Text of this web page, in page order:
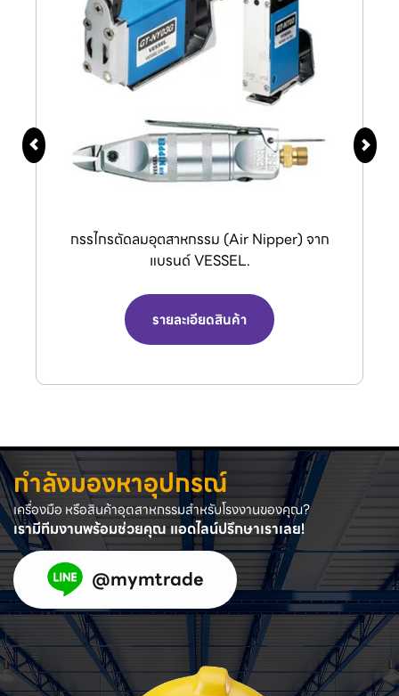
กรรไกรตัดลมอุตสาหกรรม (Air Nipper) จาก
แบรนด์ VESSEL.
รายละเอียดสินค้า
กำลังมองหาอุปกรณ์
เครื่องมือ หรือสินค้าอุตสาหกรรมสำหรับโรงงานของคุณ?
เรามีทีมงานพร้อมช่วยคุณ แอดไลน์ปรึกษาเราเลย!
@mymtrade